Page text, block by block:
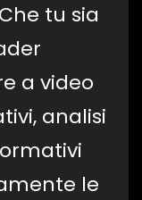
tu sia
a video
analisi
le